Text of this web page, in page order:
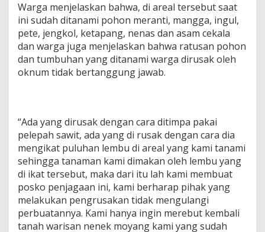
Warga menjelaskan bahwa, di areal tersebut saat
ini sudah ditanami pohon meranti, mangga, ingul,
pete, jengkol, ketapang, nenas dan asam cekala
dan warga juga menjelaskan bahwa ratusan pohon
dan tumbuhan yang ditanami warga dirusak oleh
oknum tidak bertanggung jawab.
“Ada yang dirusak dengan cara ditimpa pakai
pelepah sawit, ada yang di rusak dengan cara dia
mengikat puluhan lembu di areal yang kami tanami
sehingga tanaman kami dimakan oleh lembu yang
di ikat tersebut, maka dari itu lah kami membuat
posko penjagaan ini, kami berharap pihak yang
melakukan pengrusakan tidak mengulangi
perbuatannya. Kami hanya ingin merebut kembali
tanah warisan nenek moyang kami yang sudah